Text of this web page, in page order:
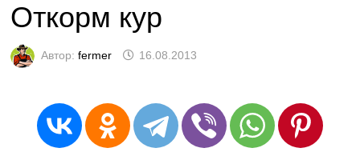
Откорм кур
Автор: fermer 16.08.2013